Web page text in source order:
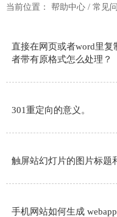
当前位置： 帮助中心 / 常见
直接在网页或者word里
者带有原格式怎么处理？
301重定向的意义。
触屏站幻灯片的图片标题
手机网站如何生成 webapp